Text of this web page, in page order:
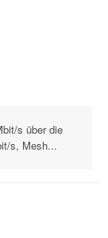
s über die
s, Mesh...